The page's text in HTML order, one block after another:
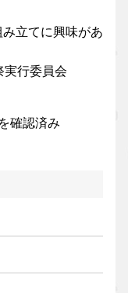
立てに興味があ
実行委員会
確認済み